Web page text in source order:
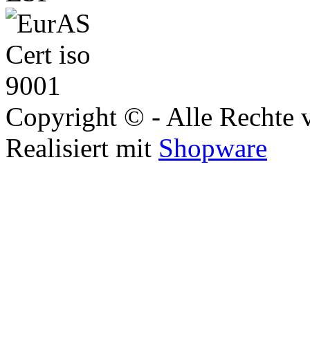
Copyright © - Alle Rechte
Realisiert mit Shopware